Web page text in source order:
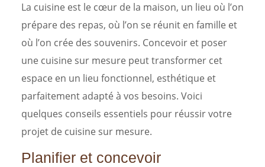
La cuisine est le cœur de la maison, un lieu où l’on
prépare des repas, où l’on se réunit en famille et
où l’on crée des souvenirs. Concevoir et poser
une cuisine sur mesure peut transformer cet
espace en un lieu fonctionnel, esthétique et
parfaitement adapté à vos besoins. Voici
quelques conseils essentiels pour réussir votre
projet de cuisine sur mesure.
Planifier et concevoir